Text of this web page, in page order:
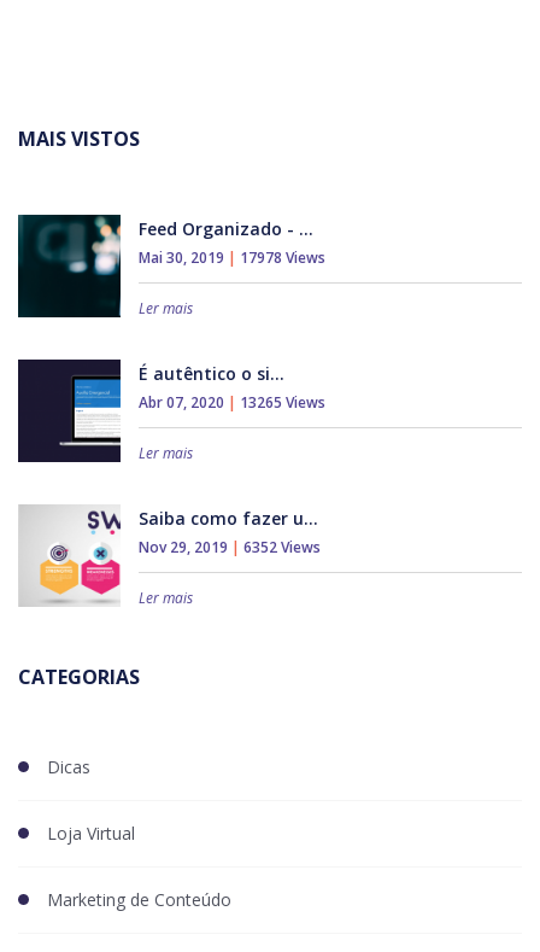
MAIS VISTOS
Feed Organizado - ...
Mai 30, 2019 | 17978 Views
Ler mais
É autêntico o si...
Abr 07, 2020 | 13265 Views
Ler mais
Saiba como fazer u...
Nov 29, 2019 | 6352 Views
Ler mais
CATEGORIAS
Dicas
Loja Virtual
Marketing de Conteúdo